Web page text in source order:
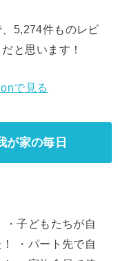
5,274件ものレビ
と思います！
で見る
が家の毎日
・子どもたちが自
・パート先で自